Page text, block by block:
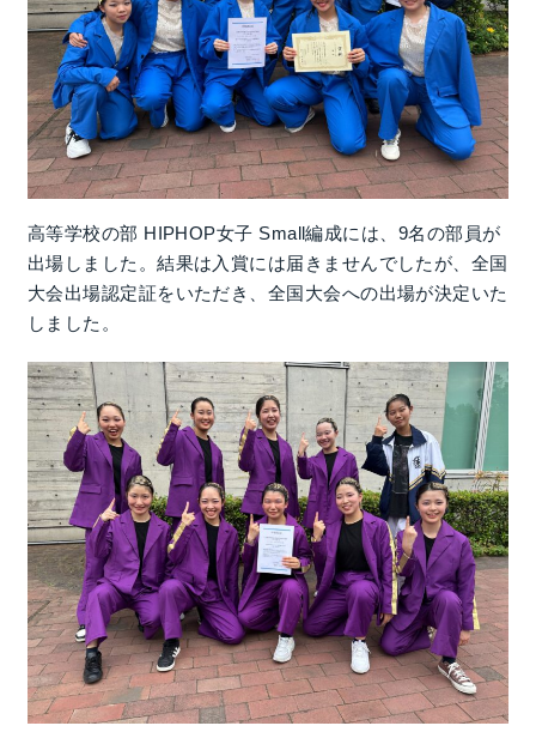
高等学校の部 HIPHOP女子 Small編成には、9名の部員が
出場しました。結果は入賞には届きませんでしたが、全国
大会出場認定証をいただき、全国大会への出場が決定いた
しました。